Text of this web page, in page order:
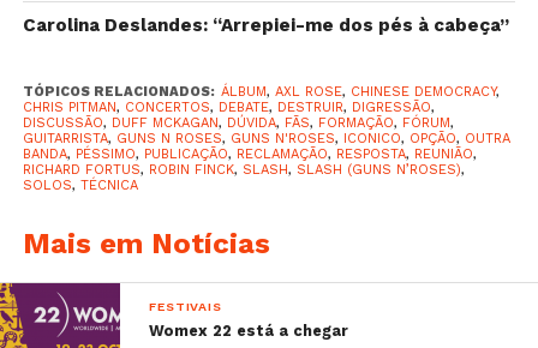
Conhece-los melhor, sem
talentoso e tem mais
técnica que slash. Ele
estraga TODAS as
vezes parece que está a
tocar outra música.
Carolina Deslandes: “Arrepiei-me dos pés à cabeça”
TÓPICOS RELACIONADOS: ÁLBUM, AXL ROSE, CHINESE DEMOCRACY,
CHRIS PITMAN, CONCERTOS, DEBATE, DESTRUIR, DIGRESSÃO,
DISCUSSÃO, DUFF MCKAGAN, DÚVIDA, FÃS, FORMAÇÃO, FÓRUM,
GUITARRISTA, GUNS N ROSES, GUNS N'ROSES, ICONICO, OPÇÃO, OUTRA
BANDA, PÉSSIMO, PUBLICAÇÃO, RECLAMAÇÃO, RESPOSTA, REUNIÃO,
RICHARD FORTUS, ROBIN FINCK, SLASH, SLASH (GUNS N’ROSES),
SOLOS, TÉCNICA
Mais em Notícias
FESTIVAIS
Womex 22 está a chegar